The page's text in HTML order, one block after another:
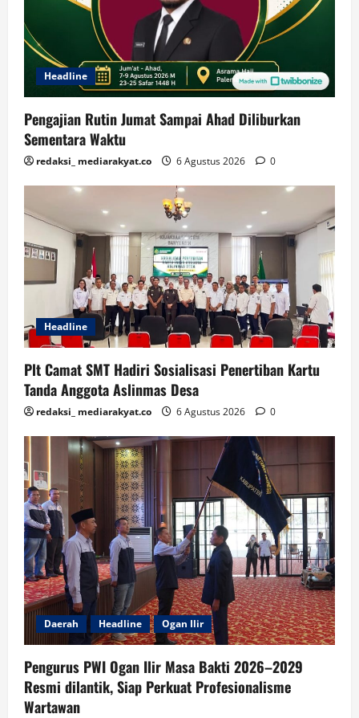
Headline
Pengajian Rutin Jumat Sampai Ahad Diliburkan
Sementara Waktu
redaksi_ mediarakyat.co 6 Agustus 2026 0
Headline
Plt Camat SMT Hadiri Sosialisasi Penertiban Kartu
Tanda Anggota Aslinmas Desa
redaksi_ mediarakyat.co 6 Agustus 2026 0
Daerah Headline Ogan Ilir
Pengurus PWI Ogan Ilir Masa Bakti 2026–2029
Resmi dilantik, Siap Perkuat Profesionalisme
Wartawan